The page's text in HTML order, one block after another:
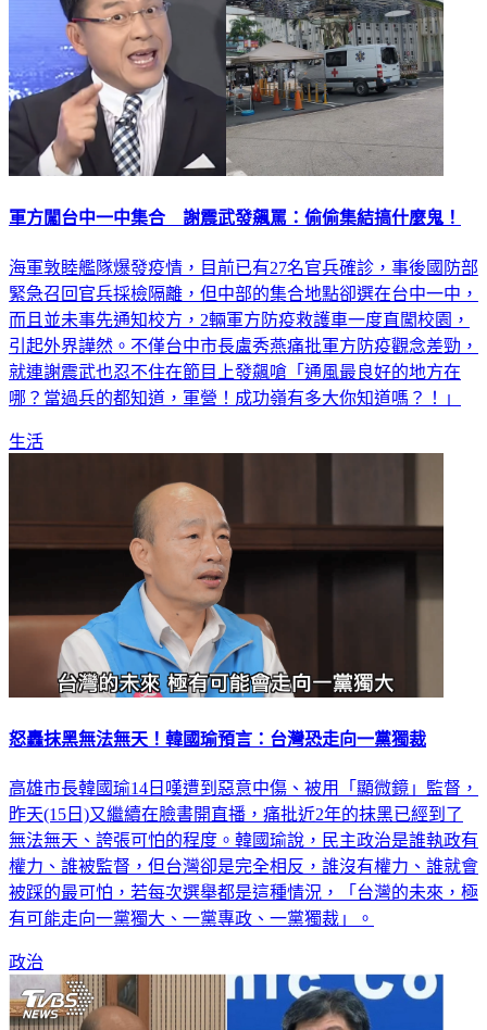
軍方闖台中一中集合 謝震武發飆罵：偷偷集結搞什麼鬼！
海軍敦睦艦隊爆發疫情，目前已有27名官兵確診，事後國防部
緊急召回官兵採檢隔離，但中部的集合地點卻選在台中一中，
而且並未事先通知校方，2輛軍方防疫救護車一度直闖校園，
引起外界譁然。不僅台中市長盧秀燕痛批軍方防疫觀念差勁，
就連謝震武也忍不住在節目上發飆嗆「通風最良好的地方在
哪？當過兵的都知道，軍營！成功嶺有多大你知道嗎？！」
生活
怒轟抹黑無法無天！韓國瑜預言：台灣恐走向一黨獨裁
高雄市長韓國瑜14日嘆遭到惡意中傷、被用「顯微鏡」監督，
昨天(15日)又繼續在臉書開直播，痛批近2年的抹黑已經到了
無法無天、誇張可怕的程度。韓國瑜說，民主政治是誰執政有
權力、誰被監督，但台灣卻是完全相反，誰沒有權力、誰就會
被踩的最可怕，若每次選舉都是這種情況，「台灣的未來，極
有可能走向一黨獨大、一黨專政、一黨獨裁」。
政治